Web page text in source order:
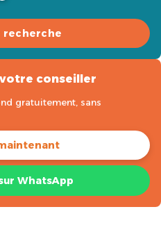
recherche
conseiller
gratuitement, sans
WhatsApp